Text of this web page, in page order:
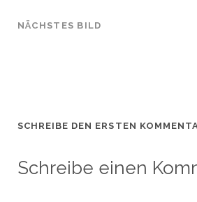
NÄCHSTES BILD
SCHREIBE DEN ERSTEN
Schreibe einen